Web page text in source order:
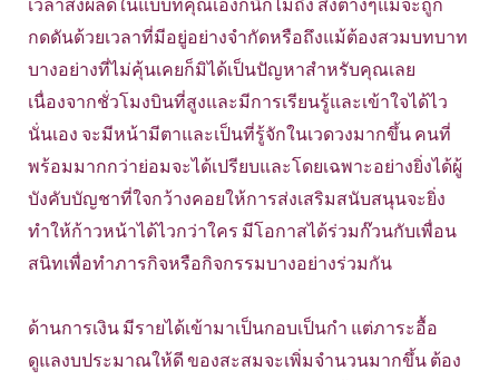
เวลาส่งผลดีในแบบที่คุณเองก็นึกไม่ถึง สิ่งต่างๆแม้จะถูก
กดดันด้วยเวลาที่มีอยู่อย่างจำกัดหรือถึงแม้ต้องสวมบทบาท
บางอย่างที่ไม่คุ้นเคยก็มิได้เป็นปัญหาสำหรับคุณเลย
เนื่องจากชั่วโมงบินที่สูงและมีการเรียนรู้และเข้าใจได้ไว
นั่นเอง จะมีหน้ามีตาและเป็นที่รู้จักในเวดวงมากขึ้น คนที่
พร้อมมากกว่าย่อมจะได้เปรียบและโดยเฉพาะอย่างยิ่งได้ผู้
บังคับบัญชาที่ใจกว้างคอยให้การส่งเสริมสนับสนุนจะยิ่ง
ทำให้ก้าวหน้าได้ไวกว่าใคร มีโอกาสได้ร่วมก๊วนกับเพื่อน
สนิทเพื่อทำภารกิจหรือกิจกรรมบางอย่างร่วมกัน
ด้านการเงิน มีรายได้เข้ามาเป็นกอบเป็นกำ แต่ภาระอื้อ
ดูแลงบประมาณให้ดี ของสะสมจะเพิ่มจำนวนมากขึ้น ต้อง